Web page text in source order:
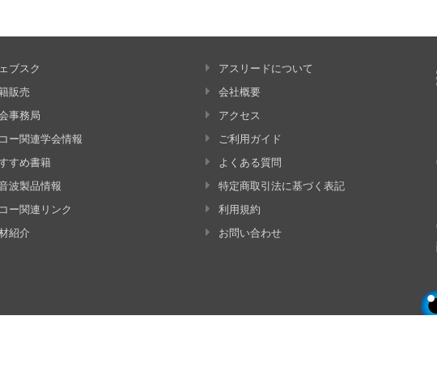
ブスク
販売
事務局
ー関連学会情報
すめ書籍
波製品情報
ー関連リンク
紹介
アスリードについて
会社概要
アクセス
ご利用ガイド
よくある質問
特定商取引法に基づく表記
利用規約
お問い合わせ